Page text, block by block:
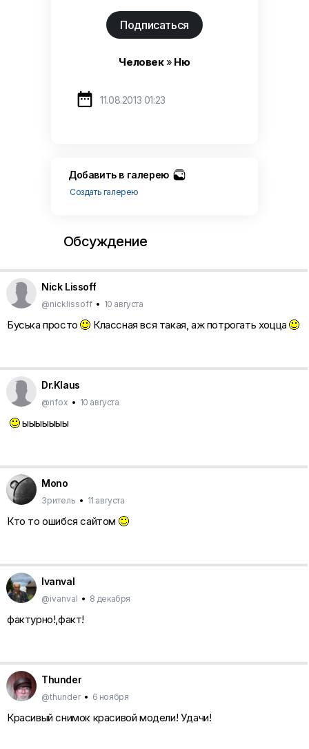
Подписаться
Человек» Ню
 11.08.2013 01:23
Добавить в галерею
Создать галерею
Обсуждение
Nick Lissoff
@nicklissoff • 10 августа
Буська просто Классная вся такая, аж потрогать хоцца
Dr.Klaus
@nfox • 10 августа
ыыыыыыы
Mono
Зритель • 11 августа
Кто то ошибся сайтом
Ivanval
@ivanval • 8 декабря
фактурно!,факт!
Thunder
@thunder • 6 ноября
Красивый снимок красивой модели! Удачи!